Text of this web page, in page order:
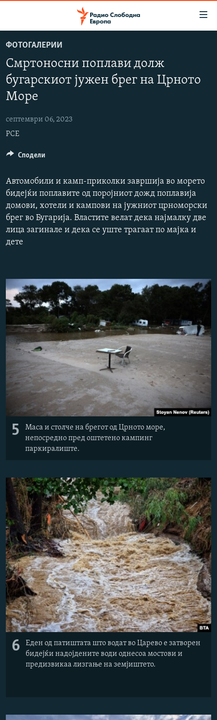
на
содржината
Оди
главната
Премини
на
пребарување
СВЕТ
ВИЗУЕЛНО
ВЕСТИ
ШТО ТРЕБА ДА ЗНАЕТЕ
ПРИЈАВИ СЕ ЗА ЊУЗЛЕТЕР
ПОДКАСТ ЗОШТО?
СЛЕДЕТЕ НЕ
РСЕ веб страници
ФОТОГАЛЕРИИ
Смртоносни поплави долж
бугарскиот јужен брег на Црното
Море
септември 06, 2023
РСЕ
Автомобили и камп-приколки завршија во морето
бидејќи поплавите од поројниот дожд поплавија
домови, хотели и кампови на јужниот црноморски
брег во Бугарија. Властите велат дека најмалку две
лица загинале и дека се уште трагаат по мајка и
дете
5
Маса и столче на брегот од Црното море,
непосредно пред оштетено кампинг
паркиралиште.
6
Еден од патиштата што водат во Царево е затворен
бидејќи надојдените води однесоа мостови и
предизвикаа лизгање на земјиштето.
Сподели